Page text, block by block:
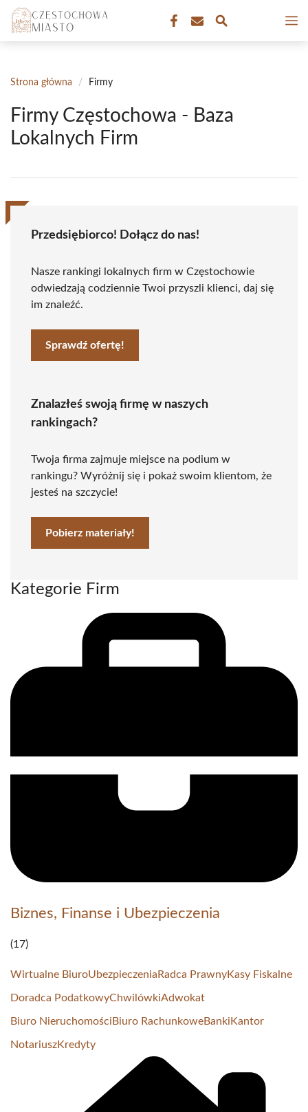
Przejdź
treści
Strona główna / Firmy
Firmy Częstochowa - Baza
Lokalnych Firm
Przedsiębiorco! Dołącz do nas!
Nasze rankingi lokalnych firm w Częstochowie
odwiedzają codziennie Twoi przyszli klienci, daj się
im znaleźć.
Sprawdź ofertę!
Znalazłeś swoją firmę w naszych
rankingach?
Twoja firma zajmuje miejsce na podium w
rankingu? Wyróżnij się i pokaż swoim klientom, że
jesteś na szczycie!
Pobierz materiały!
Kategorie Firm
Biznes, Finanse i Ubezpieczenia
(17)
Wirtualne BiuroUbezpieczenia Radca PrawnyKasy Fiskalne
Doradca PodatkowyChwilówkiAdwokat
Biuro Nieruchomości Biuro RachunkoweBanki Kantor
NotariuszKredyty